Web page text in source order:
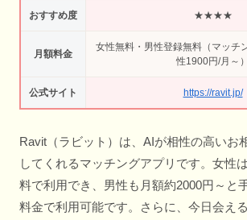
おすすめ度 ★★★★
月額料金
女性無料・男性登録無料（マッチ
性1900円/月～）
公式サイト https://ravit.jp/
Ravit（ラビット）は、AIが相性の高いお
してくれるマッチングアプリです。女性
料で利用でき、男性も月額約2000円～と
料金で利用可能です。さらに、今日会え